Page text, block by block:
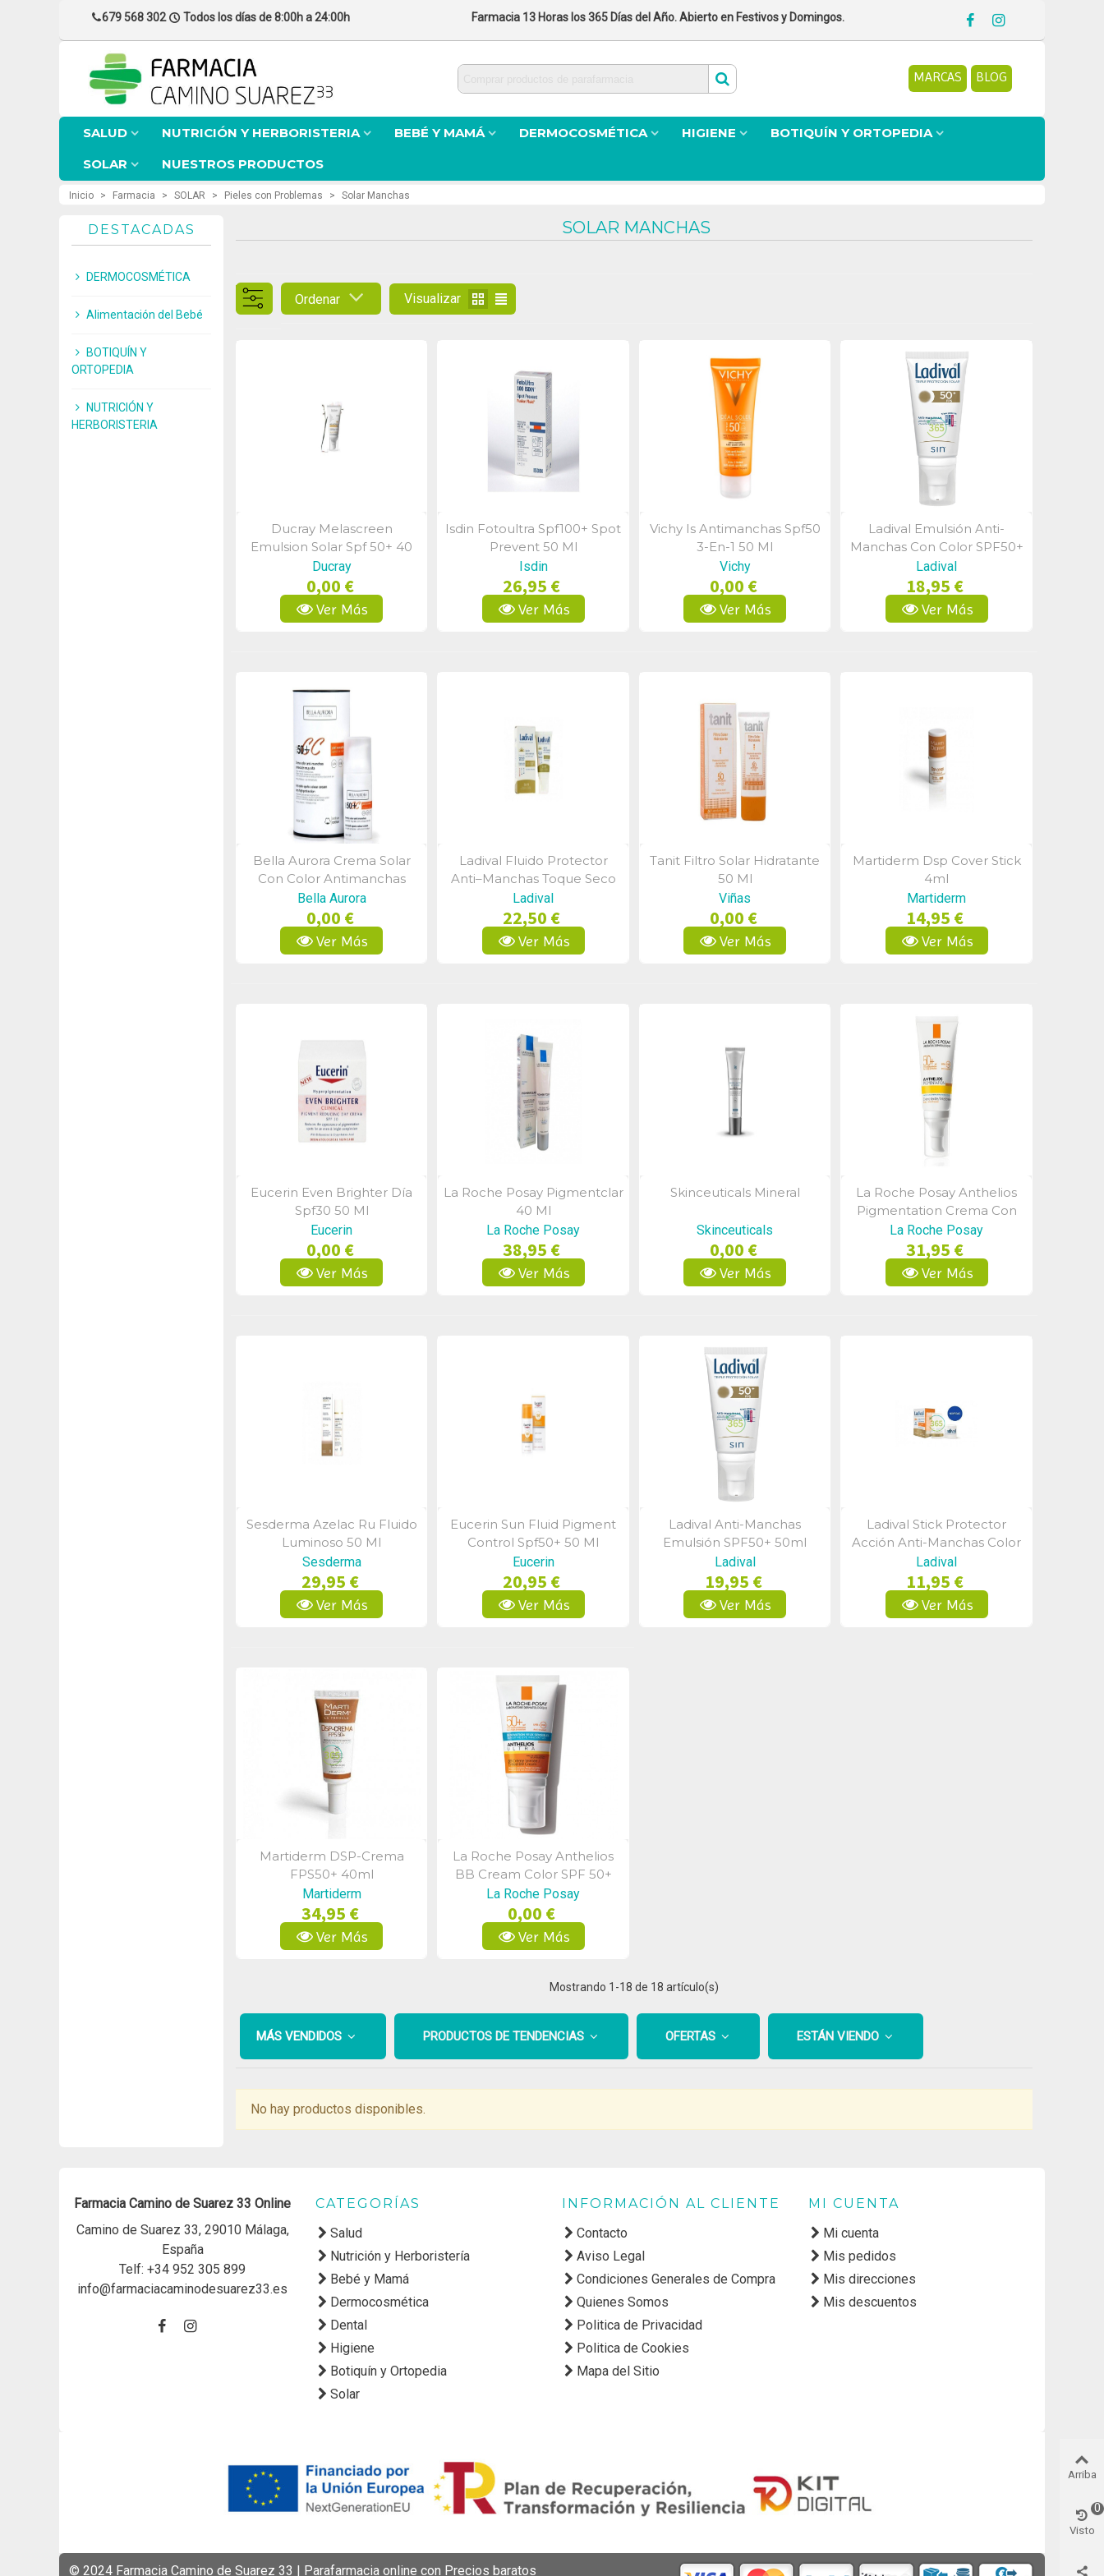
679 568 302 Todos los días de 8:00h a 24:00h Farmacia 13 Horas los 365 Días del Año. Abierto en Festivos y Domingos.
BLOG
MARCAS
SALUD NUTRICIÓN Y HERBORISTERIA BEBÉ Y MAMÁ DERMOCOSMÉTICA HIGIENE
BOTIQUÍN Y ORTOPEDIA
SOLAR
NUESTROS PRODUCTOS
Inicio > Farmacia > SOLAR > Pieles con Problemas > Solar Manchas
DESTACADAS
DERMOCOSMÉTICA
Alimentación del Bebé
BOTIQUÍN Y
ORTOPEDIA
NUTRICIÓN Y
HERBORISTERIA
SOLAR MANCHAS
Ordenar Visualizar
Vista Rápida
Ducray Melascreen
Emulsion Solar Spf 50+ 40
Ml.
Ducray
0,00 €
Ver Más
Vista Rápida
Isdin Fotoultra Spf100+ Spot
Prevent 50 Ml
Isdin
26,95 €
Ver Más
Vista Rápida
Vichy Is Antimanchas Spf50
3-En-1 50 Ml
Vichy
0,00 €
Ver Más
Vista Rápida
Ladival Emulsión Anti-
Manchas Con Color SPF50+
50ml
Ladival
18,95 €
Ver Más
Vista Rápida
Bella Aurora Crema Solar
Con Color Antimanchas
Spf50+ 30 Ml
Bella Aurora
0,00 €
Ver Más
Vista Rápida
Ladival Fluido Protector
Anti–Manchas Toque Seco
Fps50+ 50 Ml
Ladival
22,50 €
Ver Más
Vista Rápida
Tanit Filtro Solar Hidratante
50 Ml
Viñas
0,00 €
Ver Más
Vista Rápida
Martiderm Dsp Cover Stick
4ml
Martiderm
14,95 €
Ver Más
Vista Rápida
Eucerin Even Brighter Día
Spf30 50 Ml
Eucerin
0,00 €
Ver Más
Vista Rápida
La Roche Posay Pigmentclar
40 Ml
La Roche Posay
38,95 €
Ver Más
Vista Rápida
Skinceuticals Mineral
Skinceuticals
0,00 €
Ver Más
Vista Rápida
La Roche Posay Anthelios
Pigmentation Crema Con
Color Spf50+ 50 Ml
La Roche Posay
31,95 €
Ver Más
Vista Rápida
Sesderma Azelac Ru Fluido
Luminoso 50 Ml
Sesderma
29,95 €
Ver Más
Vista Rápida
Eucerin Sun Fluid Pigment
Control Spf50+ 50 Ml
Eucerin
20,95 €
Ver Más
Vista Rápida
Ladival Anti-Manchas
Emulsión SPF50+ 50ml
Ladival
19,95 €
Ver Más
Vista Rápida
Ladival Stick Protector
Acción Anti-Manchas Color
Fps50+ 4 Gramos
Ladival
11,95 €
Ver Más
Vista Rápida
Martiderm DSP-Crema
FPS50+ 40ml
Martiderm
34,95 €
Ver Más
Vista Rápida
La Roche Posay Anthelios
BB Cream Color SPF 50+
50ml
La Roche Posay
0,00 €
Ver Más
Mostrando 1 -18 de 18 artículo(s)
MÁS VENDIDOS PRODUCTOS DE TENDENCIAS OFERTAS ESTÁN VIENDO
No hay productos disponibles.
Farmacia Camino de Suarez 33 Online
Camino de Suarez 33, 29010 Málaga,
España
Telf: +34 952 305 899
info@farmaciacaminodesuarez33.es
CATEGORÍAS
Salud
Nutrición y Herboristería
Bebé y Mamá
Dermocosmética
Dental
Higiene
Botiquín y Ortopedia
Solar
INFORMACIÓN AL CLIENTE
Contacto
Aviso Legal
Condiciones Generales de Compra
Quienes Somos
Politica de Privacidad
Politica de Cookies
Mapa del Sitio
MI CUENTA
Mi cuenta
Mis pedidos
Mis direcciones
Mis descuentos
© 2024 Farmacia Camino de Suarez 33 | Parafarmacia online con Precios baratos
Arriba
Visto
0